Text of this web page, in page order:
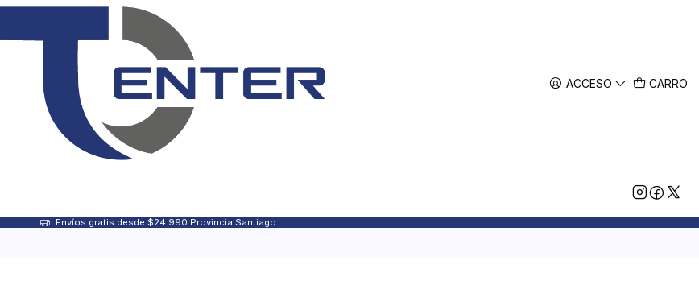
ACCESO CARRO
Envíos gratis desde $24.990 Provincia Santiago